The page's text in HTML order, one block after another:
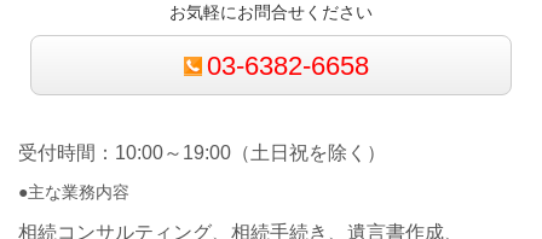
お気軽にお問合せください
03-6382-6658
受付時間：10:00～19:00（土日祝を除く）
●主な業務内容
相続コンサルティング、相続手続き、遺言書作成、